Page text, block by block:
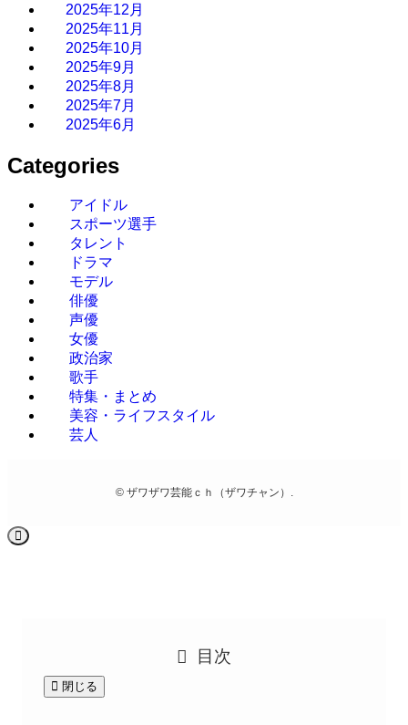
2025年12月
2025年11月
2025年10月
2025年9月
2025年8月
2025年7月
2025年6月
Categories
アイドル
スポーツ選手
タレント
ドラマ
モデル
俳優
声優
女優
政治家
歌手
特集・まとめ
美容・ライフスタイル
芸人
©ザワザワ芸能ｃｈ（ザワチャン）.
目次
閉じる